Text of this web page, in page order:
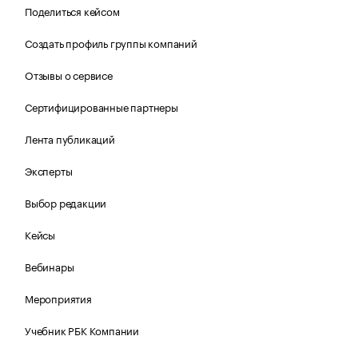
Поделиться кейсом
Создать профиль группы компаний
Отзывы о сервисе
Сертифицированные партнеры
Лента публикаций
Эксперты
Выбор редакции
Кейсы
Вебинары
Мероприятия
Учебник РБК Компании